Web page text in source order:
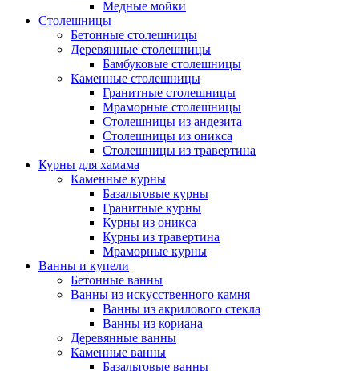
Медные мойки
Столешницы
Бетонные столешницы
Деревянные столешницы
Бамбуковые столешницы
Каменные столешницы
Гранитные столешницы
Мраморные столешницы
Столешницы из андезита
Столешницы из оникса
Столешницы из травертина
Курны для хамама
Каменные курны
Базальтовые курны
Гранитные курны
Курны из оникса
Курны из травертина
Мраморные курны
Ванны и купели
Бетонные ванны
Ванны из искусственного камня
Ванны из акрилового стекла
Ванны из кориана
Деревянные ванны
Каменные ванны
Базальтовые ванны